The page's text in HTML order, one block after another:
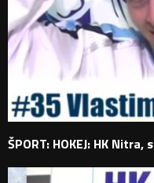
ŠPORT: HOKEJ: HK